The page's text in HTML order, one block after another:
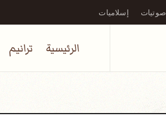
صوتيات إسلاميات
الرئيسية ترانيم